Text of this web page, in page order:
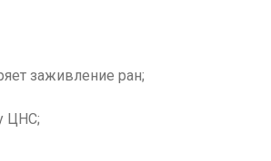
заживление ран;
ЦНС;